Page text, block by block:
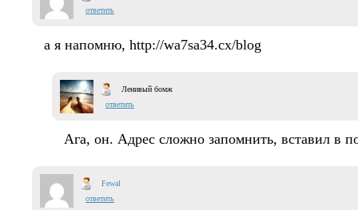
ответить
а я напомню, http://wa7sa34.cx/blog
Ленивый бомж
ответить
Ага, он. Адрес сложно запомнить, вставил в
Fewal
ответить